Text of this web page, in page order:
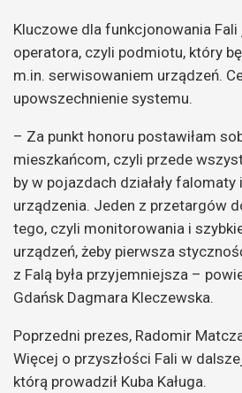
Kluczowe dla funkcjonowania Fali
operatora, czyli podmiotu, który
m.in. serwisowaniem urządzeń.
upowszechnienie systemu.
– Za punkt honoru postawiłam
mieszkańcom, czyli przede
by w pojazdach działały falomaty
urządzenia. Jeden z przetargów
tego, czyli monitorowania i
urządzeń, żeby pierwsza
z Falą była przyjemniejsza –
Gdańsk Dagmara Kleczewska.
Poprzedni prezes, Radomir
Więcej o przyszłości Fali w
którą prowadził Kuba Kaługa.